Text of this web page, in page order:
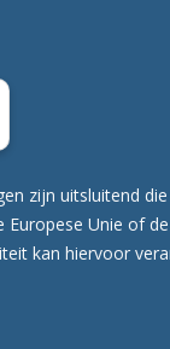
zijn uitsluitend
Unie of
kan hiervoor